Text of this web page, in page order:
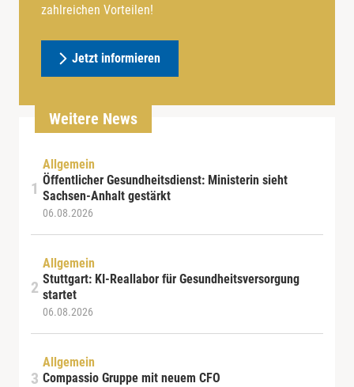
zahlreichen Vorteilen!
Jetzt informieren
Weitere News
Allgemein
Öffentlicher Gesundheitsdienst: Ministerin sieht
Sachsen-Anhalt gestärkt
06.08.2026
Allgemein
Stuttgart: KI-Reallabor für Gesundheitsversorgung
startet
06.08.2026
Allgemein
Compassio Gruppe mit neuem CFO